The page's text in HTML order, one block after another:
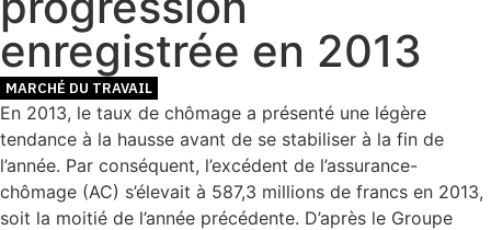
enregistrée en 2013
MARCHÉ DU TRAVAIL
En 2013, le taux de chômage a présenté une légère
tendance à la hausse avant de se stabiliser à la fin de
l’année. Par conséquent, l’excédent de l’assurance-
chômage (AC) s’élevait à 587,3 millions de francs en 2013,
soit la moitié de l’année précédente. D’après le Groupe